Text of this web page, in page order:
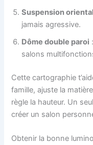
Suspension
jamais agressive.
Dôme double paroi
salons
Cette cartographie
famille, ajuste la
règle la hauteur. Un
créer un salon
Obtenir la bonne